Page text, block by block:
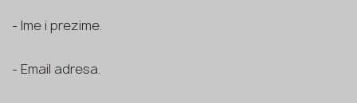
- Ime i prezime.
- Email adresa.